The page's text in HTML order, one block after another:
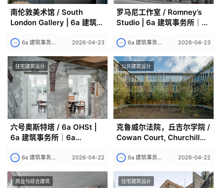
南伦敦美术馆 / South
London Gallery | 6a 建筑事
6a 建筑事务所｜6a architects 2026-04-23
罗马尼工作室 / Romney’s
Studio | 6a 建筑事务所｜
6a 建筑事务所｜6a architects 2026-04-23
住宅建筑设计
六号奥斯特塔 / 6a OHSt |
6a 建筑事务所｜6a
6a 建筑事务所｜6a architects 2026-04-22
公共建筑设计
克鲁威尔法院，丘吉尔学院 /
Cowan Court, Churchill
6a architects
6a 建筑事务所｜6a architects 2026-04-22
商业与综合建筑 住宅建筑设计